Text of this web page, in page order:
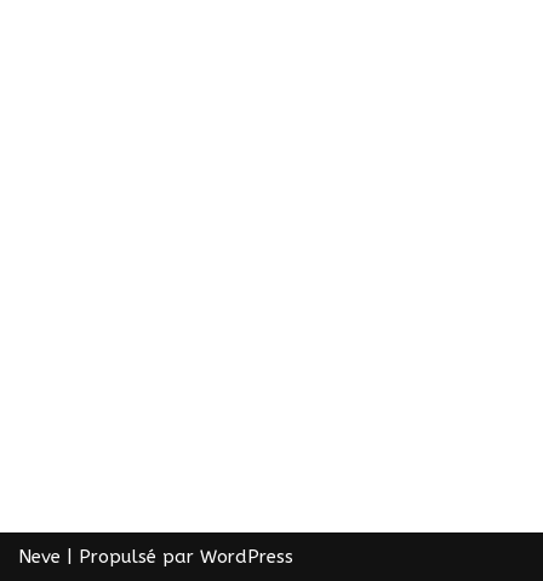
Neve | Propulsé par WordPress